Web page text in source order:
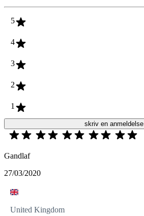
5
4
3
2
1
skriv en anmeldelse
Gandlaf
27/03/2020
United Kingdom